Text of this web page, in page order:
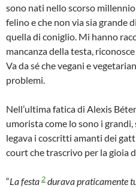
sono nati nello scorso
felino e che non via sia grande
quella di coniglio. Mi hanno
mancanza della testa,
Va da sé che vegani e
problemi.
Nell’ultima fatica di Alexis
umorista come lo sono i
legava i coscritti amanti dei
court che trascrivo per la gioia
“La festa 2 durava praticamente